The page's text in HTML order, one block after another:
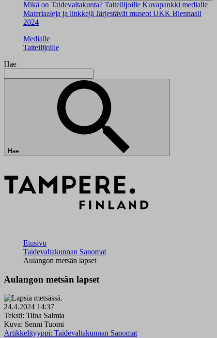
Mikä on Taidevaltakunta? Taiteilijoille Kuvapankki medialle
Materiaaleja ja linkkejä Järjestävät museot UKK Biennaali
2024
Medialle
Taiteilijoille
Hae
Hae
Etusivu
Taidevaltakunnan Sanomat
Aulangon metsän lapset
Aulangon metsän lapset
24.4.2024 14:37
Teksti: Tiina Salmia
Kuva: Senni Tuomi
Artikkelityyppi: Taidevaltakunnan Sanomat